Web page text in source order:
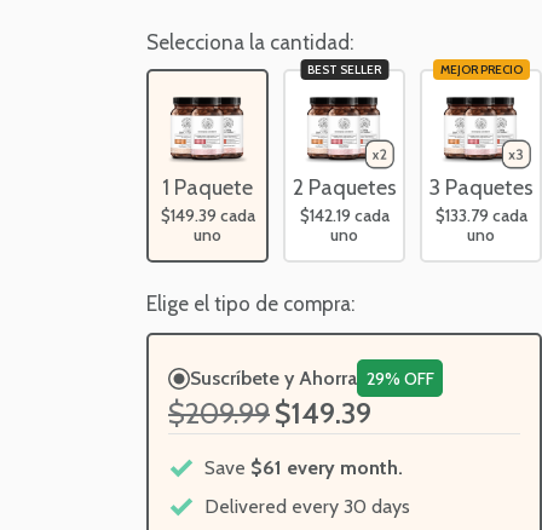
de
estrellas
las
reseñas
Selecciona la cantidad:
1 Paquete
$149.39 cada
uno
BEST SELLER
2 Paquetes
$142.19 cada
uno
MEJOR PRECIO
3 Paquetes
$133.79 cada
uno
Elige el tipo de compra:
Suscríbete y Ahorra 29% OFF
$209.99$149.39
Save $61 every month.
Delivered every 30 days